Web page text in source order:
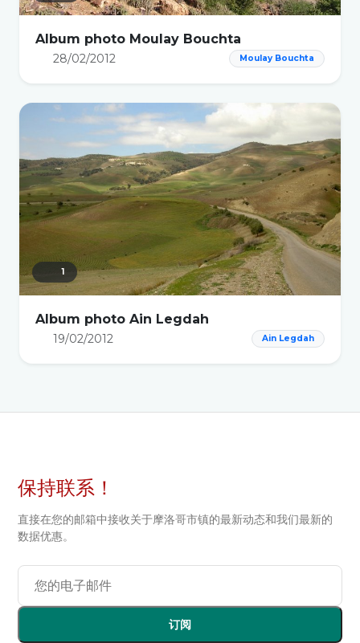
Album photo Moulay Bouchta
28/02/2012 Moulay Bouchta
1
Album photo Ain Legdah
19/02/2012 Ain Legdah
保持联系！
直接在您的邮箱中接收关于摩洛哥市镇的最新动态和我们最新的
数据优惠。
订阅